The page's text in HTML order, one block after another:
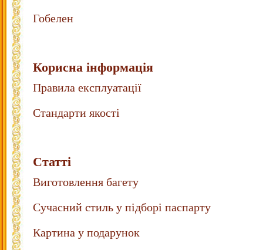
Гобелен
Корисна інформація
Правила експлуатації
Стандарти якості
Статті
Виготовлення багету
Сучасний стиль у підборі паспарту
Картина у подарунок